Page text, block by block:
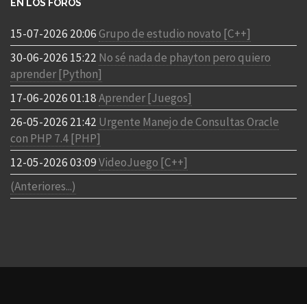
EN LOS FOROS
15-07-2026 20:06Grupo de estudio novato [C++]
30-06-2026 15:22 No sé nada de phayton pero quiero
aprender [Python]
17-06-2026 01:18Aprender [Juegos]
26-05-2026 21:42 Urgente Manejo de Consultas Oracle
con PHP 7.4 [PHP]
12-05-2026 03:09VideoJuego [C++]
(Anteriores...)